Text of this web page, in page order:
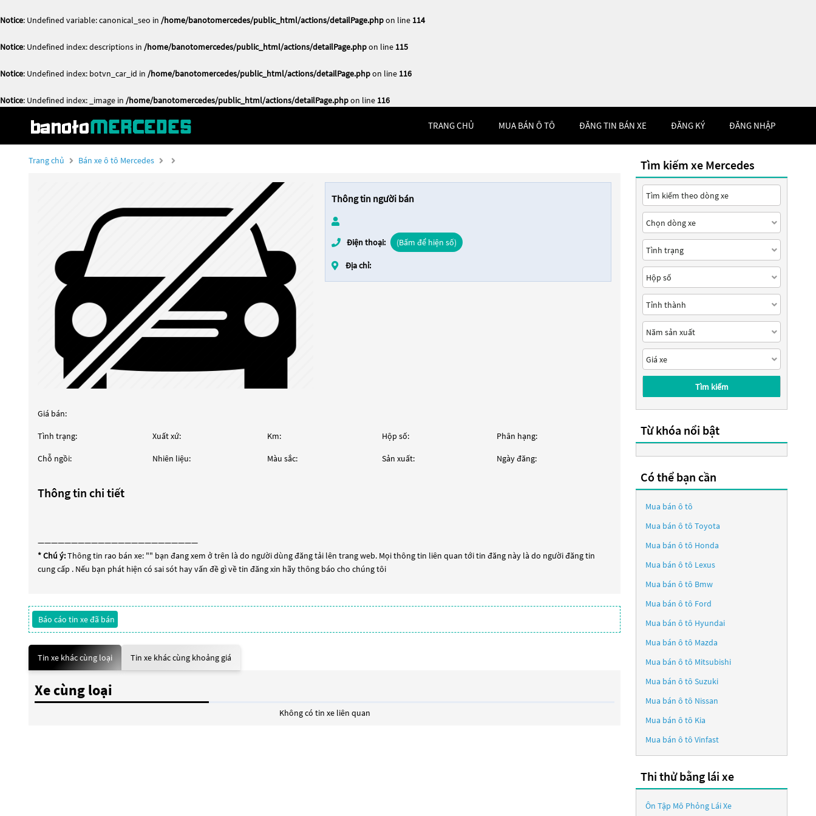
Notice: Undefined variable: canonical_seo in /home/banotomercedes/public_html/actions/detailPage.phpon line 114
Notice: Undefined index: descriptions in /home/banotomercedes/public_html/actions/detailPage.phpon line 115
Notice: Undefined index: botvn_car_id in /home/banotomercedes/public_html/actions/detailPage.phpon line 116
Notice: Undefined index: _image in /home/banotomercedes/public_html/actions/detailPage.phpon line 116
TRANG CHỦ MUA BÁN Ô TÔ ĐĂNG TIN BÁN XE ĐĂNG KÝ ĐĂNG NHẬP
Trang chủ Bán xe ô tô Mercedes
Thông tin người bán
Điện thoại: (Bấm để hiện số)
Địa chỉ:
Giá bán:
Tình trạng: Xuất xứ: Km: Hộp số: Phân hạng:
Chỗ ngồi: Nhiên liệu: Màu sắc: Sản xuất: Ngày đăng:
Thông tin chi tiết
————————————————————————
* Chú ý:Thông tin rao bán xe: "" bạn đang xem ở trên là do người dùng đăng tải lên trang web. Mọi thông tin liên quan tới tin đăng này là do người đăng tin
cung cấp . Nếu bạn phát hiện có sai sót hay vấn đề gì về tin đăng xin hãy thông báo cho chúng tôi
Báo cáo tin xe đã bán
Tin xe khác cùng loại Tin xe khác cùng khoảng giá
Xe cùng loại
Không có tin xe liên quan
Tìm kiếm xe Mercedes
Tìm kiếm
Từ khóa nổi bật
Có thể bạn cần
Mua bán ô tô
Mua bán ô tô Toyota
Mua bán ô tô Honda
Mua bán ô tô Lexus
Mua bán ô tô Bmw
Mua bán ô tô Ford
Mua bán ô tô Hyundai
Mua bán ô tô Mazda
Mua bán ô tô Mitsubishi
Mua bán ô tô Suzuki
Mua bán ô tô Nissan
Mua bán ô tô Kia
Mua bán ô tô Vinfast
Thi thử bằng lái xe
Ôn Tập Mô Phỏng Lái Xe